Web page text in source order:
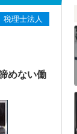
税理士法人
めない働